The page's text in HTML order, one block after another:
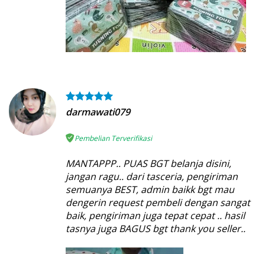
darmawati079
Pembelian Terverifikasi
MANTAPPP.. PUAS BGT belanja disini,
jangan ragu.. dari tasceria, pengiriman
semuanya BEST, admin baikk bgt mau
dengerin request pembeli dengan sangat
baik, pengiriman juga tepat cepat .. hasil
tasnya juga BAGUS bgt thank you seller..